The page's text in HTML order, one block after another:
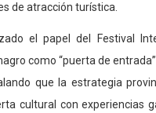
de atracción turística.
el papel del Festival
como “puerta de
que la estrategia
cultural con experiencias